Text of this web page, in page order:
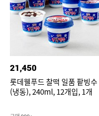
21,450
롯데웰푸드 찰떡 일품 팥빙수
(냉동), 240ml, 12개입, 1개